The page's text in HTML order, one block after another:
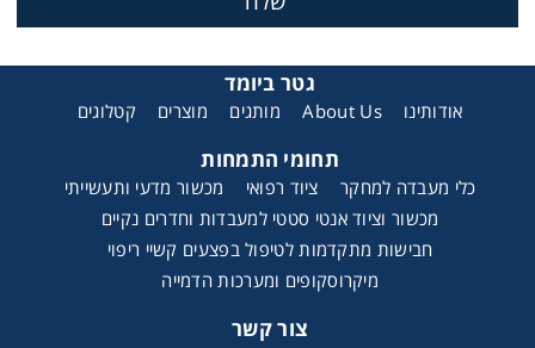
גטר ביומד
אודותינו About Us מותגים מוצרים קטלוגים
תחומי התמחות
כלי מעבדה למחקר ציוד רפואי
מכשור מדעי ותעשייתי
מכשור וציוד אנטי סטטי למעבדות וחדרים נקיים
חבישות מתקדמות לטיפול בפצעים קשיי ריפוי
מיקרוסקופים ומערכות הדמייה
צור קשר
Glassware
Liquid Handling
Plasticware